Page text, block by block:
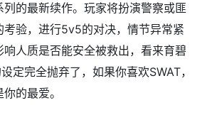
列的最新续作。玩家将扮演警察或匪
考验，进行5v5的对决，情节异常紧
响人质是否能安全被救出，看来育碧
定完全抛弃了，如果你喜欢SWAT，
的最爱。